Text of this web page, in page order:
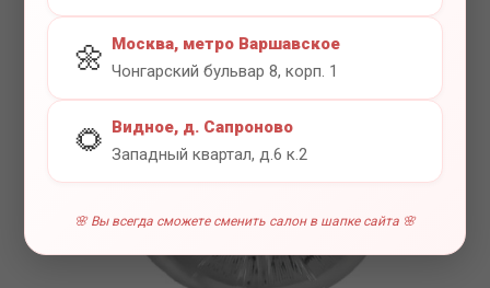
🌼
Москва, метро Варшавское
Чонгарский бульвар 8, корп. 1
🌻
Видное, д. Сапроново
Западный квартал, д.6 к.2
🌸 Вы всегда сможете сменить салон в шапке сайта 🌸